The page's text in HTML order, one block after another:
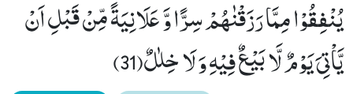
یُنْفِقُوْا مِمَّا رَزَقْنٰهُمْ سِرًّا وَّ عَلَانِیَةً مِّنْ قَبْلِ اَنْ
یَّاْتِیَ یَوْمٌ لَّا بَیْعٌ فِیْهِ وَ لَا خِلٰلٌ(31)